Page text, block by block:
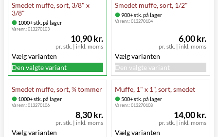
Smedet muffe, sort, 3/8" x
3/8"
1000+ stk. på lager
Varenr.:013270103
pr. stk. | inkl. moms
10,90 kr.
Vælg varianten
Den valgte variant
Smedet muffe, sort, 1/2"
900+ stk. på lager
Varenr.:013270104
pr. stk. | inkl. moms
6,00 kr.
Vælg varianten
Den valgte variant
Smedet muffe, sort, ¾ tommer
1000+ stk. på lager
Varenr.:013270106
pr. stk. | inkl. moms
8,30 kr.
Vælg varianten
Muffe, 1" x 1", sort, smedet
500+ stk. på lager
Varenr.:013270108
pr. stk. | inkl. moms
14,00 kr.
Vælg varianten